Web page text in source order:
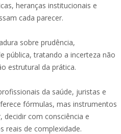
heranças institucionais e
cada parecer.
sobre prudência,
pública, tratando a incerteza não
estrutural da prática.
da saúde, juristas e
fórmulas, mas instrumentos
decidir com consciência e
reais de complexidade.